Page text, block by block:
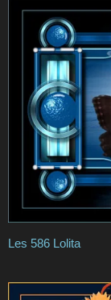
Les 586 Lolita
Les